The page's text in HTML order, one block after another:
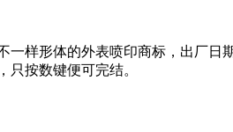
样形体的外表喷印商标，出厂日
按数键便可完结。